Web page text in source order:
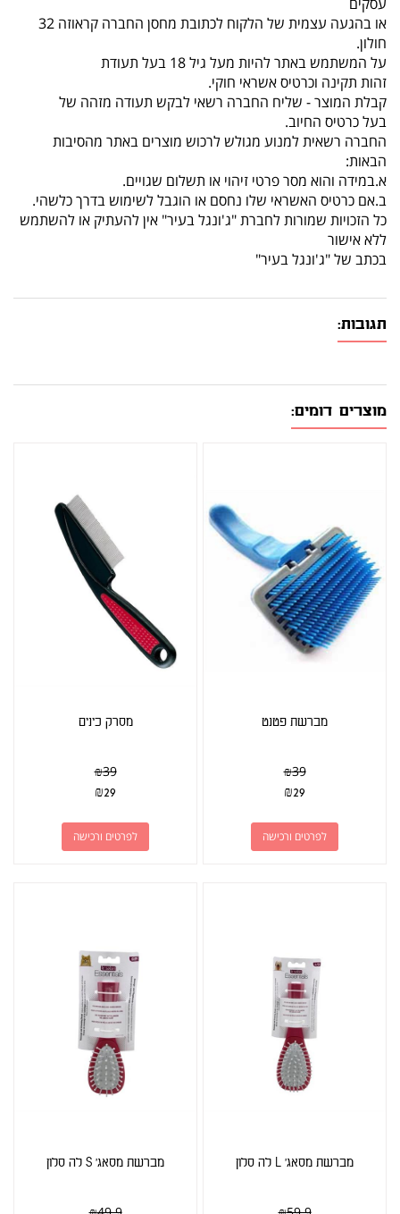
או בהגעה עצמית של הלקוח לכתובת מחסן החברה קראוזה 32
חולון.
על המשתמש באתר להיות מעל גיל 18 בעל תעודת
זהות תקינה וכרטיס אשראי חוקי.
קבלת המוצר - שליח החברה רשאי לבקש תעודה מזהה של
בעל כרטיס החיוב.
החברה רשאית למנוע מגולש לרכוש מוצרים באתר מהסיבות
הבאות:
א.במידה והוא מסר פרטי זיהוי או תשלום שגויים.
ב.אם כרטיס האשראי שלו נחסם או הוגבל לשימוש בדרך כלשהי.
כל הזכויות שמורות לחברת "ג'ונגל בעיר" אין להעתיק או להשתמש
ללא אישור
בכתב של "ג'ונגל בעיר"
תגובות:
מוצרים דומים:
מברשת פטנט
₪39
₪29
לפרטים ורכישה
מסרק כינים
₪39
₪29
לפרטים ורכישה
מברשת מסאג' L לה סלון מברשת מסאג' S לה סלון